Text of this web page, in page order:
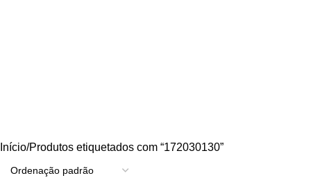
Início Produtos etiquetados com “172030130”